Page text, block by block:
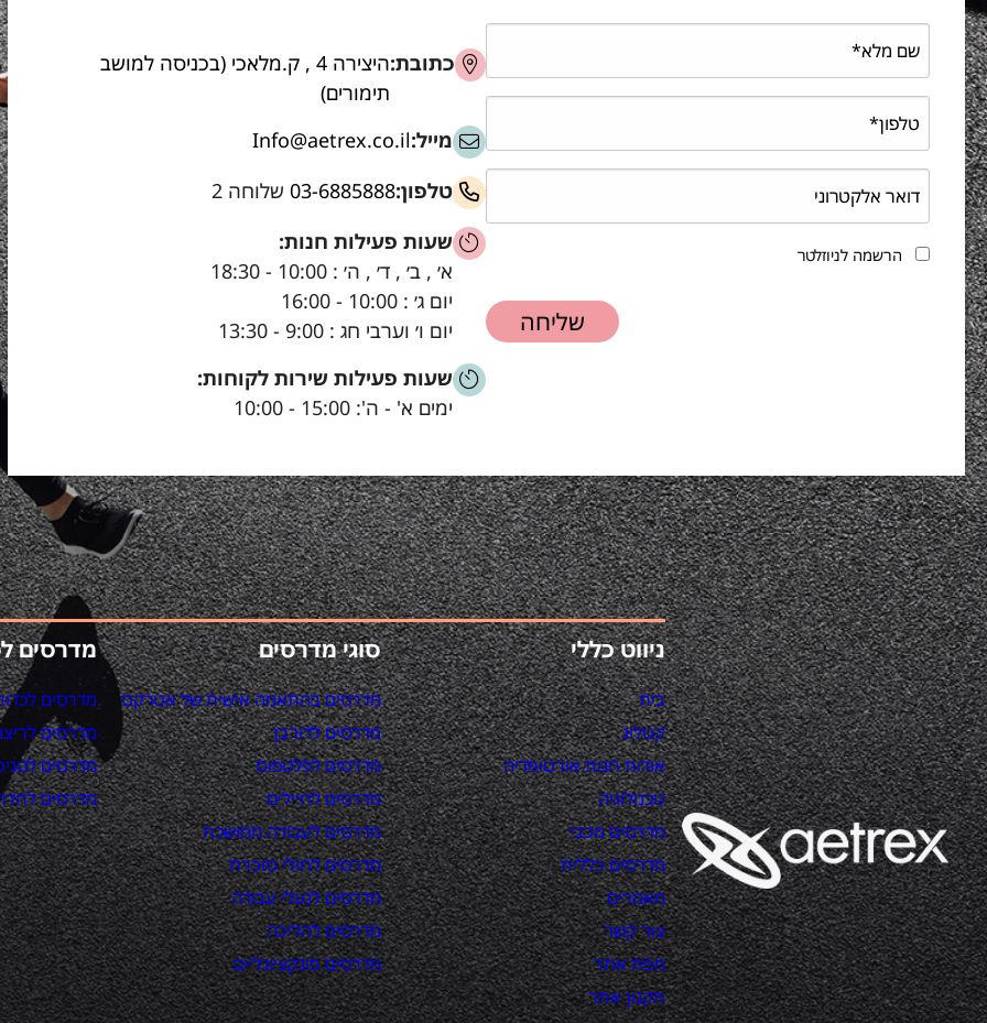
הרשמה לניוזלטר
כתובת:
היצירה 4 , ק.מלאכי (בכניסה למושב
תימורים)
מייל:Info@aetrex.co.il
טלפון:03-6885888שלוחה 2
שעות פעילות חנות:
א׳ , ב׳ , ד׳ , ה׳ : 10:00 - 18:30
יום ג׳ : 10:00 - 16:00
יום ו׳ וערבי חג : 9:00 - 13:30
שעות פעילות שירות לקוחות:
ימים א' - ה': 15:00 - 10:00
ניווט כללי
בית
קטלוג
אודות חנות אורטופדיה
טכנולוגיה
מדרסים מכבי
מדרסים כללית
מאמרים
צור קשר
מפת אתר
תקנון אתר
סוגי מדרסים
מדרסים בהתאמה אישית של אטרקס
מדרסים לדורבן
מדרסים לפלטפוס
מדרסים לחיילים
מדרסים לעבודה ממושכת
מדרסים לחולי סוכרת
מדרסים לנעלי עבודה
מדרסים להליכה
מדרסים פונקציונליים
מדרסים
מדרסים
מדרסים
מדרסים
מדרסים